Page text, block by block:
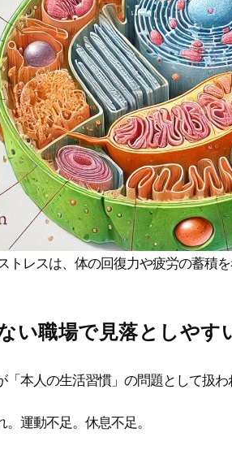
トレスは、体の回復力や疲労の蓄積
い職場で見落としやす
本人の生活習慣」の問題として扱わ
運動不足。休息不足。